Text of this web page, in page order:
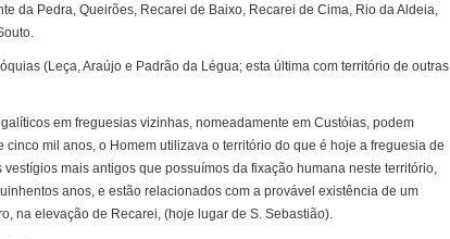
da Pedra, Queirões, Recarei de Baixo, Recarei de Cima, Rio da Aldeia,
(Leça, Araújo e Padrão da Légua; esta última com território de outras
em freguesias vizinhas, nomeadamente em Custóias, podem
mil anos, o Homem utilizava o território do que é hoje a freguesia de
mais antigos que possuímos da fixação humana neste território,
anos, e estão relacionados com a provável existência de um
na elevação de Recarei, (hoje lugar de S. Sebastião).